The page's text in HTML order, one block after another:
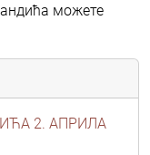
можете
2. АПРИЛА